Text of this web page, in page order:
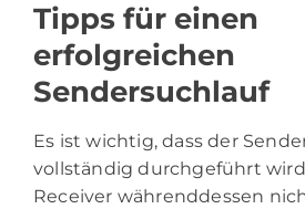
Tipps für einen
erfolgreichen
Sendersuchlauf
Es ist wichtig, dass der
vollständig durchgeführt
Receiver währenddessen